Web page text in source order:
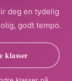
deg en tydelig
godt tempo.
klasser